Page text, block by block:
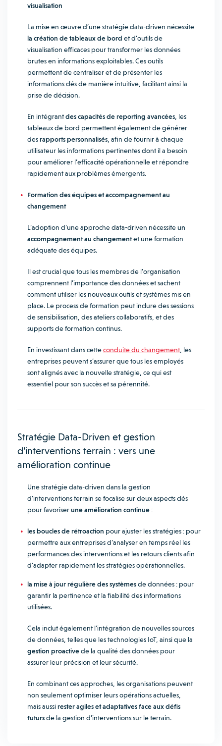
visualisation
La mise en œuvre d’une stratégie data-driven nécessite
la création de tableaux de bord et d’outils de
visualisation efficaces pour transformer les données
brutes en informations exploitables. Ces outils
permettent de centraliser et de présenter les
informations clés de manière intuitive, facilitant ainsi la
prise de décision.
En intégrantdes capacités de reporting avancées , les
tableaux de bord permettent également de générer
desrapports personnalisés , afin de fournir à chaque
utilisateur les informations pertinentes dont il a besoin
pour améliorer l’efficacité opérationnelle et répondre
rapidement aux problèmes émergents.
Formation des équipes et accompagnement au
changement
L’adoption d’une approche data-driven nécessiteun
accompagnement au changementet une formation
adéquate des équipes.
Il est crucial que tous les membres de l’organisation
comprennent l’importance des données et sachent
comment utiliser les nouveaux outils et systèmes mis en
place. Le process de formation peut inclure des sessions
de sensibilisation, des ateliers collaboratifs, et des
supports de formation continus.
En investissant dans cetteconduite du changement , les
entreprises peuvent s’assurer que tous les employés
sont alignés avec la nouvelle stratégie, ce qui est
essentiel pour son succès et sa pérennité.
Stratégie Data-Driven et gestion
d’interventions terrain : vers une
amélioration continue
Une stratégie data-driven dans la gestion
d’interventions terrain se focalise sur deux aspects clés
pour favoriserune amélioration continue :
les boucles de rétroaction pour ajuster les stratégies : pour
permettre aux entreprises d’analyser en temps réel les
performances des interventions et les retours clients afin
d’adapter rapidement les stratégies opérationnelles.
la mise à jour régulière des systèmesde données : pour
garantir la pertinence et la fiabilité des informations
utilisées.
Cela inclut également l’intégration de nouvelles sources
de données, telles que les technologies IoT, ainsi que la
gestion proactivede la qualité des données pour
assurer leur précision et leur sécurité.
En combinant ces approches, les organisations peuvent
non seulement optimiser leurs opérations actuelles,
mais aussirester agiles et adaptatives face aux défis
futursde la gestion d’interventions sur le terrain.